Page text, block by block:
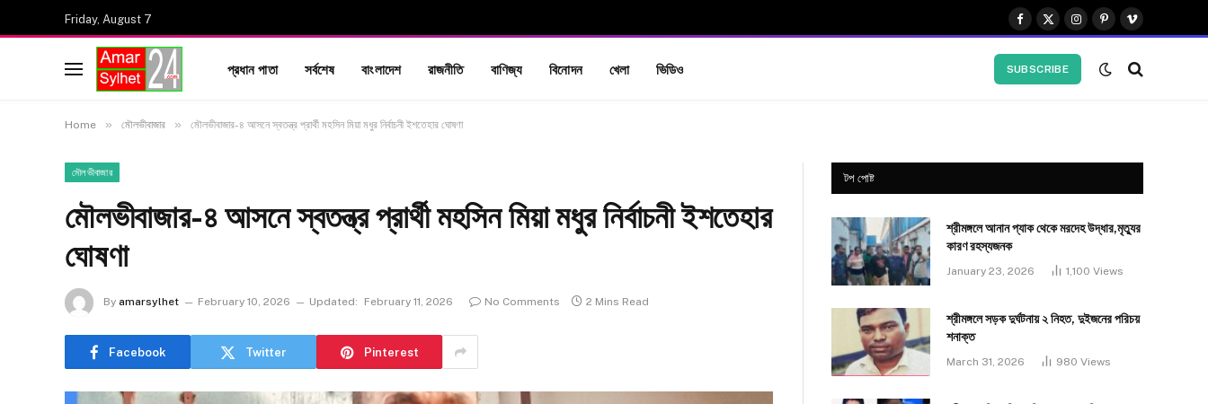
Friday, August 7
Facebook
X
Instagram
Pinterest
Vimeo
প্রধান পাতা সর্বশেষ বাংলাদেশ রাজনীতি বাণিজ্য বিনোদন খেলা ভিডিও SUBSCRIBE
Home » মৌলভীবাজার » মৌলভীবাজার-৪ আসনে স্বতন্ত্র প্রার্থী মহসিন মিয়া মধুর নির্বাচনী ইশতেহার ঘোষণা
মৌলভীবাজার
মৌলভীবাজার-৪ আসনে স্বতন্ত্র প্রার্থী মহসিন মিয়া মধুর নির্বাচনী ইশতেহার
ঘোষণা
By amarsylhet February 10, 2026 Updated: February 11, 2026 No Comments 2 Mins Read
Facebook Twitter Pinterest
টপ পোষ্ট
শ্রীমঙ্গলে আনান প্যাক থেকে মরদেহ উদ্ধার,মৃত্যুর
কারণ রহস্যজনক
January 23, 2026 1,100 Views
শ্রীমঙ্গলে সড়ক দুর্ঘটনায় ২ নিহত, দুইজনের পরিচয়
শনাক্ত
March 31, 2026 980 Views